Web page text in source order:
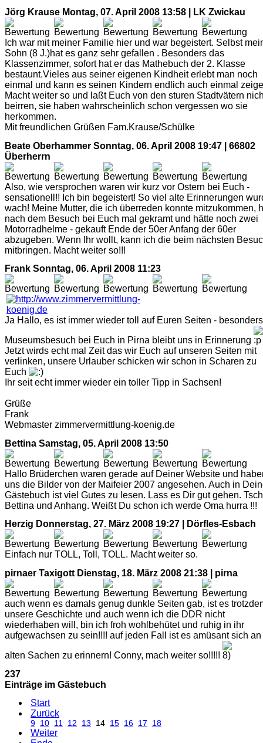
Jörg Krause Montag, 07. April 2008 13:58 | LK Zwickau
Ich war mit meiner Familie hier und war begeistert. Selbst
Sohn (8 J.)hat es ganz sehr gefallen . Besonders das
Klassenzimmer, sofort hat er das Mathebuch der 2. Klasse
bestaunt.Vieles aus seiner eigenen Kindheit erlebt man noch
einmal und kann es seinen Kindern endlich auch einmal
Macht weiter so und laßt Euch von den sturen Stadtvätern
beirren, sie haben wahrscheinlich schon vergessen wo sie
herkommen.
Mit freundlichen Grüßen Fam.Krause/Schülke
Beate Oberhammer Sonntag, 06. April 2008 19:47 | 66802
Überherrn
Also, wie versprochen waren wir kurz vor Ostern bei Euch -
sensationell!! Ich bin begeistert! So viel alte Erinnerungen
wach! Meine Mutter, die ich überreden konnte mitzukommen,
nach dem Besuch bei Euch mal gekramt und hätte noch zwei
Motorradhelme - gekauft Ende der 50er Anfang der 60er
abzugeben. Wenn Ihr wollt, kann ich die beim nächsten
mitbringen. Macht weiter so!!!
Frank Sonntag, 06. April 2008 11:23
Ja Hallo, es ist immer wieder toll auf Euren Seiten -
Museumsbesuch bei Euch in Pirna bleibt uns in Erinnerung
Jetzt wirds echt mal Zeit das wir Euch auf unseren Seiten mit
verlinken, unsere Urlauber schicken wir schon in Scharen zu
Euch
Ihr seit echt immer wieder ein toller Tipp in Sachsen!
Grüße
Frank
Webmaster zimmervermittlung-koenig.de
Bettina Samstag, 05. April 2008 13:50
Hallo Brüderchen waren gerade auf Deiner Website und
uns die Bilder von der Maifeier 2007 angesehen. Auch in
Gästebuch ist viel Gutes zu lesen. Lass es Dir gut gehen.
Bettina und Anhang. Weißt Du schon ich werde Oma hurra !!!
Herzig Donnerstag, 27. März 2008 19:27 | Dörfles-Esbach
Einfach nur TOLL, Toll, TOLL. Macht weiter so.
pirnaer Taxigott Dienstag, 18. März 2008 21:38 | pirna
auch wenn es damals genug dunkle Seiten gab, ist es
unsere Geschichte und auch wenn ich die DDR nicht
wiederhaben will, bin ich froh wohlbehütet und ruhig in ihr
aufgewachsen zu sein!!!! auf jeden Fall ist es amüsant sich
alten Sachen zu erinnern! Conny, mach weiter so!!!!!
237
Einträge im Gästebuch
Start
Zurück
9 10 11 12 13 14 15 16 17 18
Weiter